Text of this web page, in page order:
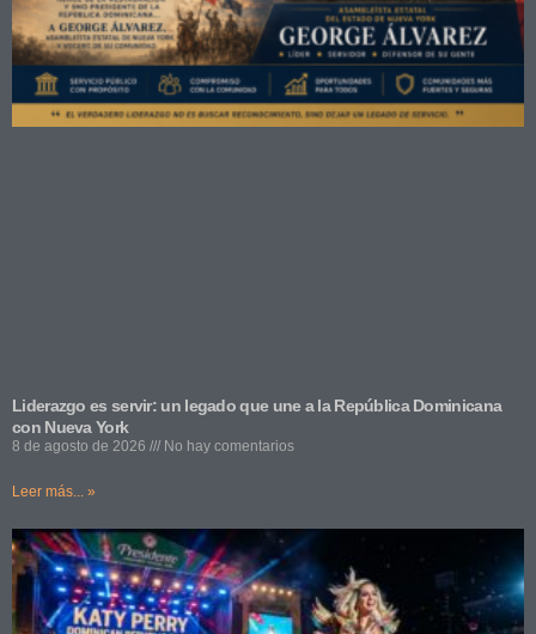
Liderazgo es servir: un legado que une a la República Dominicana
con Nueva York
8 de agosto de 2026 No hay comentarios
Leer más... »